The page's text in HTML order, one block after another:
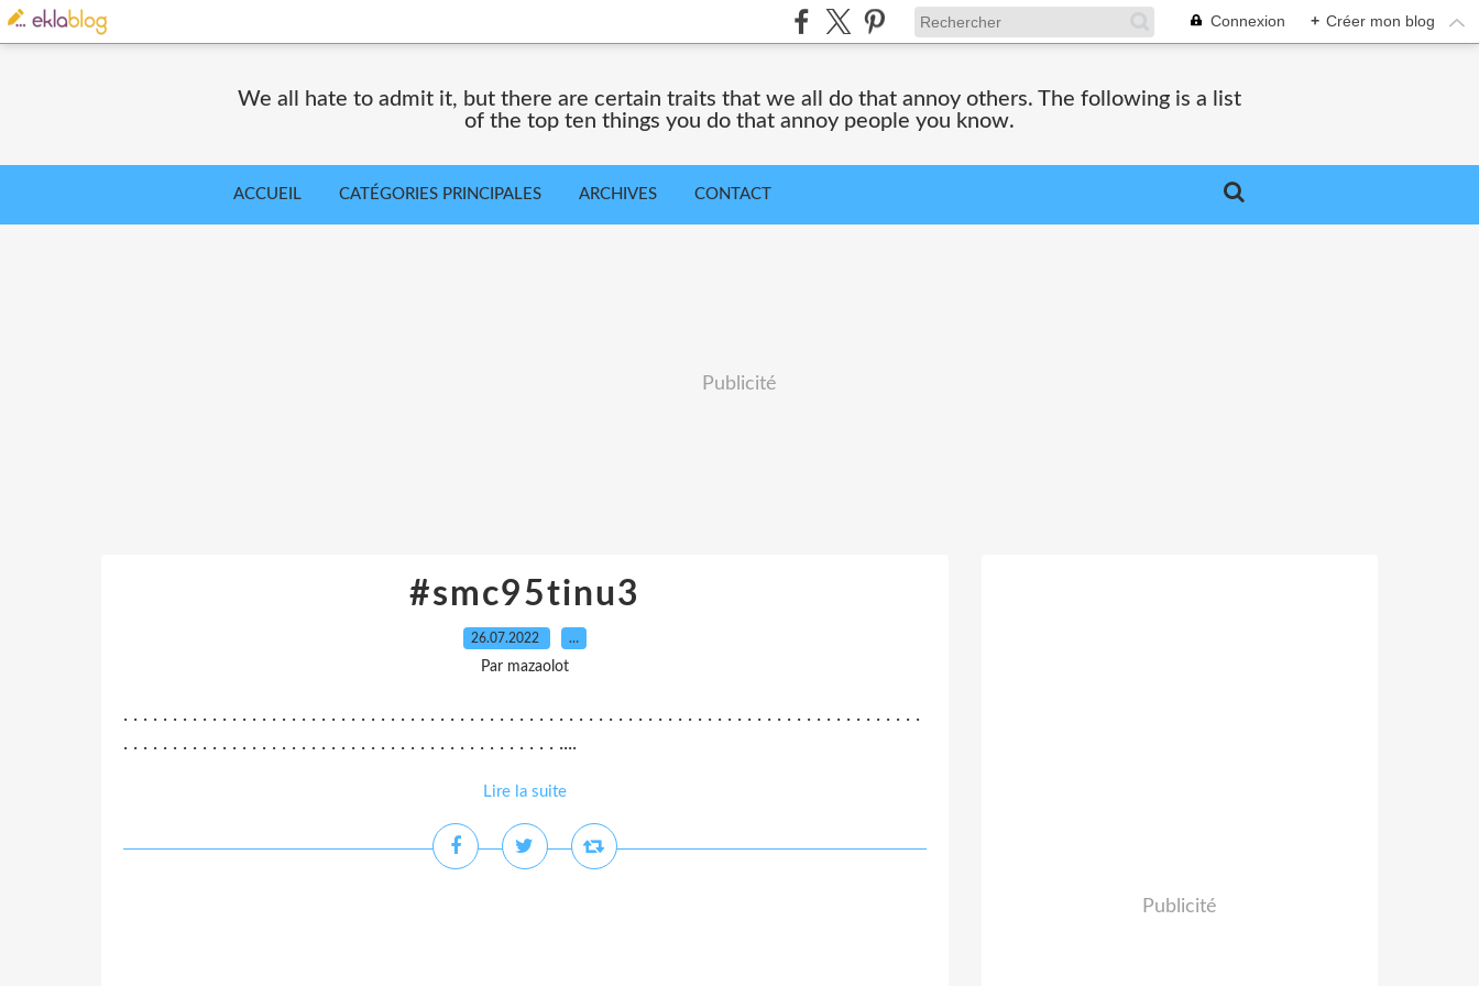
Connexion + Créer mon blog
We all hate to admit it, but there are certain traits that we all do that annoy others. The following is a list
of the top ten things you do that annoy people you know.
ACCUEIL CATÉGORIES PRINCIPALES ARCHIVES CONTACT
Publicité
#smc95tinu3
26.07.2022 …
Par mazaolot
. . . . . . . . . . . . . . . . . . . . . . . . . . . . . . . . . . . . . . . . . . . . . . . . . . . . . . . . . . . . . . . . . . . . . . . . . . . . . . . . .
. . . . . . . . . . . . . . . . . . . . . . . . . . . . . . . . . . . . . . . . . . . . ....
Lire la suite
Publicité